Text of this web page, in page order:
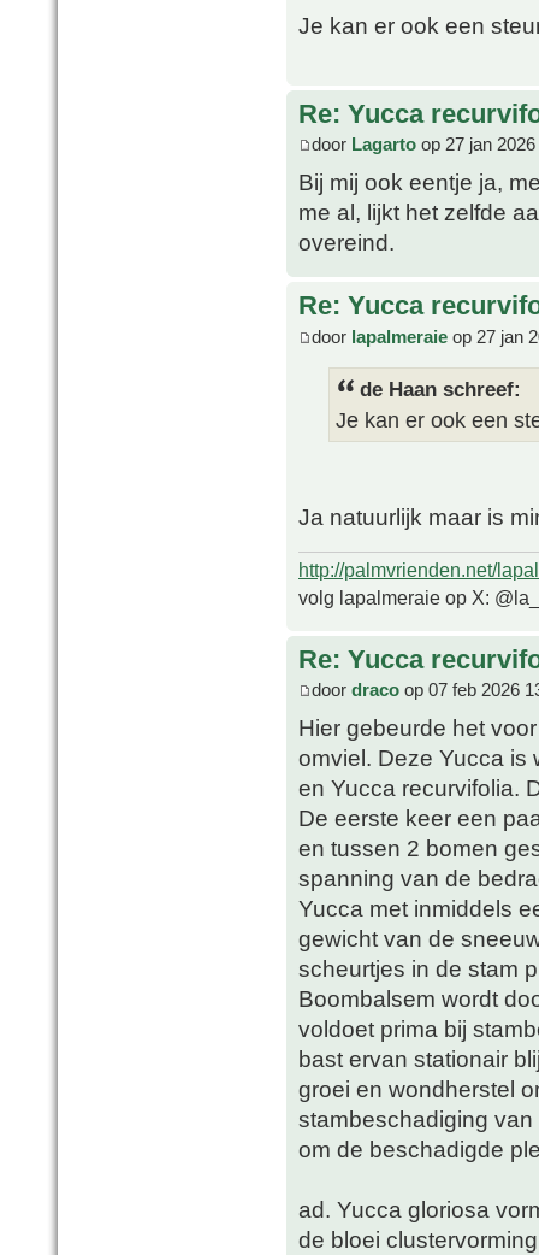
Je kan er ook een
Re: Yucca
door Lagarto op 27 jan
Bij mij ook eentje ja,
me al, lijkt het zelfde
overeind.
Re: Yucca
door lapalmeraie op 27 jan
de Haan schreef:
Je kan er ook een
Ja natuurlijk maar is
http://palmvrienden.net/
volg lapalmeraie op X:
Re: Yucca
door draco op 07 feb 2026
Hier gebeurde het
omviel. Deze Yucca is
en Yucca recurvifolia.
De eerste keer een
en tussen 2 bomen
spanning van de
Yucca met inmiddels
gewicht van de
scheurtjes in de stam
Boombalsem wordt
voldoet prima bij
bast ervan stationair
groei en wondherstel
stambeschadiging
om de beschadigde
ad. Yucca gloriosa
de bloei